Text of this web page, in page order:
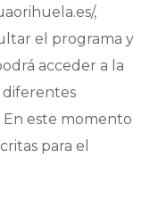
,
el programa y
acceder a la
En este momento
para el